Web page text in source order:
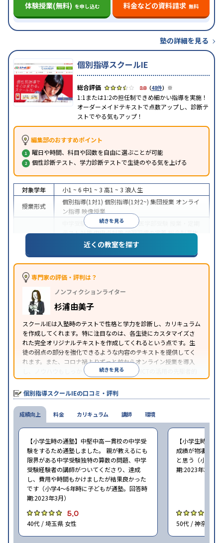
体験授業(無料) を申し込む 料金などの資料請求 無料
塾の詳細を見る
個別指導スクールIE
3.8（48件） ※
1:1または1:2の担任制できめ細かい指導を実施！
オーダーメイドテキストで点数アップし、診断テ
ストでやる気もアップ！
編集部のおすすめポイント
曜日や時間、科目や回数を自由に選ぶことが可能
個性診断テスト、学力診断テストで生徒のやる気を上げる
続きを見る
対象学年 小1 ~ 6 中1 ~ 3 高1 ~ 3 浪人生
授業形式
個別指導(1対1) 個別指導(1対2~) 集団授業 オンライ
ン指導 映像授業
中学受験 高校受験大学受験 医学部受験
テスト対策内申点対策学習習慣の定着総合型選抜
(旧AO)対策 推薦入試対策学校別特化対策
中高一貫校生に対応
可能季節講習のみの受講可
※2023年3月調査。小学校高学年の個別指導塾アンケート調査方法
近くの教室を探す
専門家の評価・評判は？
ノンフィクションライター
杉浦由美子
スクールIEは入塾時のテストで性格と学力を診断し、カリキュラム
を作成してくれます。特に注目なのは、各生徒にカスタマイズさ
れた完全オリジナルテキストを作成してくれるという点です。生
徒の弱点の部分を強化できるような内容のテキストを提供してく
れます。また、コロナ禍よりずっと前からオンライン授業を導入
し、ノウハウもしっかりとしています。AIやICTの活用の先駆者的
な個別指導塾です。
続きを見る
個別指導スクールIEの口コミ・評判
成績向上
【小学生時の通塾】中堅中高一貫校の中学受
験をするため通塾しました。 親が教えるにも
限界がある中学受験独特の算数の問題、中学
受験経験者の講師がついてくださり、達成
し、費用や時間もかけましたが結果良かった
です（小学4〜6年時に子どもが通塾。回答時
期:2023年3月）
5.0
40代 / 埼玉県 女性
【小学生時の通
成績が物凄く悪
と思う（小学6
期:2023年3月）
50代 / 神奈川県
料金 カリキュラム 講師 環境